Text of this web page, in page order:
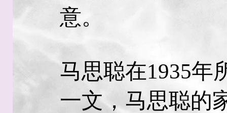
意。
马思聪在1935年
一文，马思聪的